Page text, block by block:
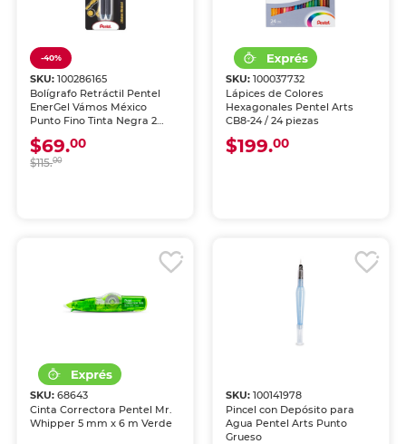
-40%
SKU:100286165
Bolígrafo Retráctil Pentel
EnerGel Vámos México
Punto Fino Tinta Negra 2
piezas
$69.00
$115.00
SKU: 100037732
Lápices de Colores
Hexagonales Pentel Arts
CB8-24 / 24 piezas
$199.00
SKU:68643
Cinta Correctora Pentel Mr.
Whipper 5 mm x 6 m Verde
SKU: 100141978
Pincel con Depósito para
Agua Pentel Arts Punto
Grueso